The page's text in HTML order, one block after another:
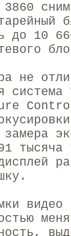
до 10
не
система